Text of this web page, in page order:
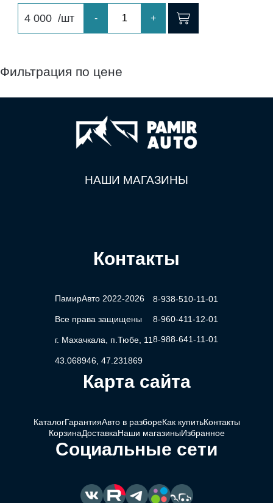
4 000 /шт - +
Фильтрация по цене
НАШИ МАГАЗИНЫ
Контакты
ПамирАвто 2022-2026
Все права защищены
г. Махачкала, п.Тюбе, 11
43.068946, 47.231869
8-938-510-11-01
8-960-411-12-01
8-988-641-11-01
Карта сайта
КаталогГарантияАвто в разбореКак купитьКонтакты
КорзинаДоставкаНаши магазиныИзбранное
Социальные сети